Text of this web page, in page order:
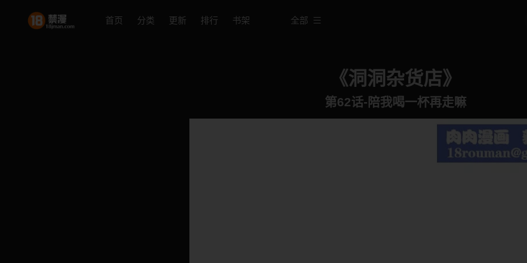
首页 分类 更新 排行 书架 全部
《洞洞杂货店》
第62话-陪我喝一杯再走嘛